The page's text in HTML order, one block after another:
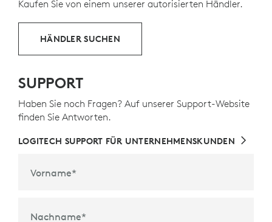
Kaufen Sie von einem unserer autorisierten Händler.
HÄNDLER SUCHEN
SUPPORT
Haben Sie noch Fragen? Auf unserer Support-Website
finden Sie Antworten.
LOGITECH SUPPORT FÜR UNTERNEHMENSKUNDEN
Vorname*
Nachname*